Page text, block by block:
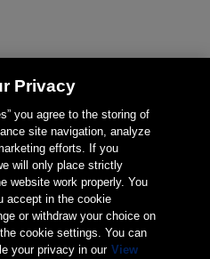
Privacy
you agree to the storing of
site navigation, analyze
efforts. If you
will only place strictly
website work properly. You
accept in the cookie
or withdraw your choice on
cookie settings. You can
your privacy in our View